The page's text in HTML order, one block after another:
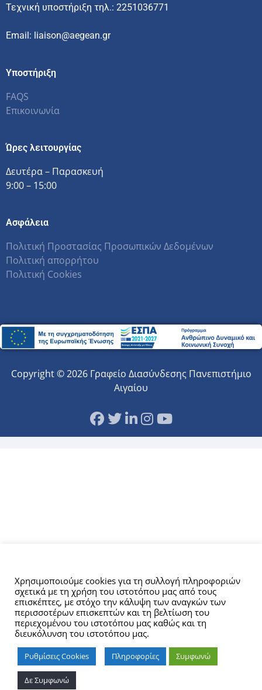
Τεχνική υποστήριξη τηλ.: 2251036771
Email: liaison@aegean.gr
Υποστήριξη
FAQS
Επικοινωνία
Ώρες λειτουργίας
Δευτέρα – Παρασκευή
9:00 – 15:00
Ασφάλεια
Πολιτική Προστασίας Προσωπικών Δεδομένων
Πολιτική απορρήτου
Πολιτική Cookies
Copyright © 2026 Γραφείο Διασύνδεσης Πανεπιστήμιο
Αιγαίου
Χρησιμοποιούμε cookies για τη συλλογή πληροφοριών
σχετικά με τη χρήση του ιστοτόπου μας από τους
επισκέπτες, με στόχο την κάλυψη των αναγκών των
περισσοτέρων επισκεπτών και τη βελτίωση του
περιεχομένου του ιστοτόπου μας καθώς και τη
διευκόλυνση του ιστοτόπου μας.
Ρυθμίσεις Cookies Πληροφορίες Συμφωνώ
Δε Συμφωνώ